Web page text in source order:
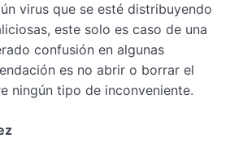
virus que se esté distribuyendo
este solo es caso de una
confusión en algunas
es no abrir o borrar el
ningún tipo de inconveniente.